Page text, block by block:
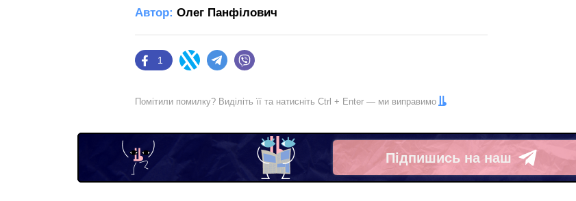
Автор: Олег Панфілович
Facebook
1
Twitter Telegram
Помітили помилку? Виділіть її та натисніть Ctrl + Enter — ми виправимо
Підпишись на наш
Telegram